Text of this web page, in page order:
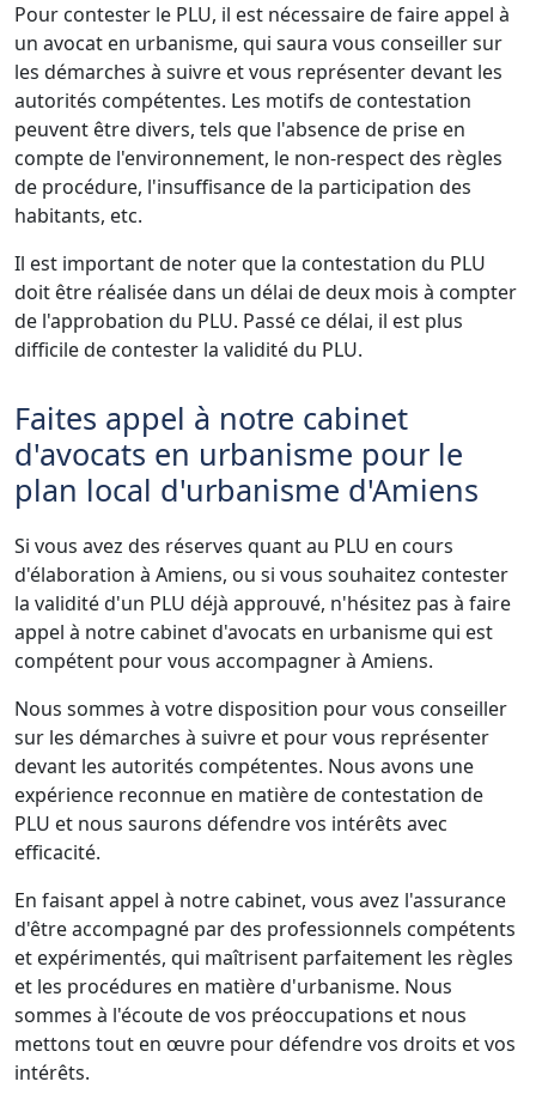
Pour contester le PLU, il est nécessaire de faire appel à
un avocat en urbanisme, qui saura vous conseiller sur
les démarches à suivre et vous représenter devant les
autorités compétentes. Les motifs de contestation
peuvent être divers, tels que l'absence de prise en
compte de l'environnement, le non-respect des règles
de procédure, l'insuffisance de la participation des
habitants, etc.
Il est important de noter que la contestation du PLU
doit être réalisée dans un délai de deux mois à compter
de l'approbation du PLU. Passé ce délai, il est plus
difficile de contester la validité du PLU.
Faites appel à notre cabinet
d'avocats en urbanisme pour le
plan local d'urbanisme d'Amiens
Si vous avez des réserves quant au PLU en cours
d'élaboration à Amiens, ou si vous souhaitez contester
la validité d'un PLU déjà approuvé, n'hésitez pas à faire
appel à notre cabinet d'avocats en urbanisme qui est
compétent pour vous accompagner à Amiens.
Nous sommes à votre disposition pour vous conseiller
sur les démarches à suivre et pour vous représenter
devant les autorités compétentes. Nous avons une
expérience reconnue en matière de contestation de
PLU et nous saurons défendre vos intérêts avec
efficacité.
En faisant appel à notre cabinet, vous avez l'assurance
d'être accompagné par des professionnels compétents
et expérimentés, qui maîtrisent parfaitement les règles
et les procédures en matière d'urbanisme. Nous
sommes à l'écoute de vos préoccupations et nous
mettons tout en œuvre pour défendre vos droits et vos
intérêts.